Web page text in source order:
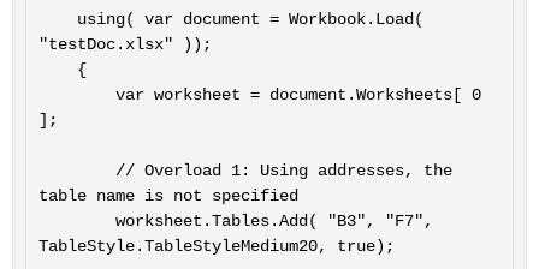
"testDoc.xlsx" ));
];
table name is not specified
TableStyle.TableStyleMedium20, true);